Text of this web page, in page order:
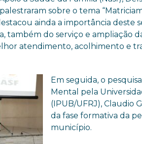
sobre o tema
ainda a importância deste
também do serviço e ampliação
atendimento, acolhimento e
Em seguida, o
Mental pela
(IPUB/UFRJ), Claudio
da fase formativa da
município.